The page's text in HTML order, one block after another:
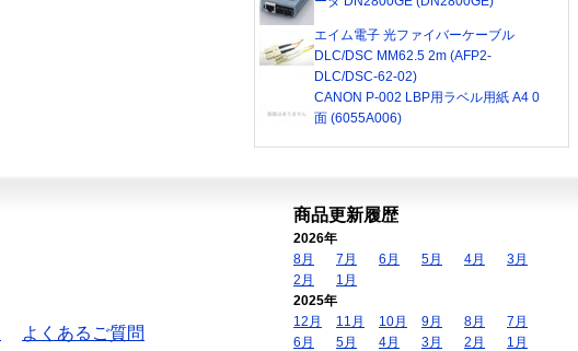
エイム電子 光ファイバーケーブル
DLC/DSC MM62.5 2m (AFP2-
DLC/DSC-62-02)
CANON P-002 LBP用ラベル用紙 A4 0
面 (6055A006)
よくあるご質問
商品更新履歴
2026年
8月
7月 6月 5月 4月
3月
2月
1月
2025年
12月
11月 10月 9月 8月
7月
6月
5月 4月 3月 2月
1月